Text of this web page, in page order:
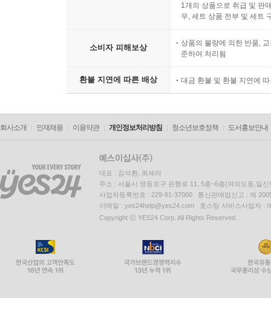
1개의 상품으로 취급 및 판
우, 세트 상품 전부 및 세트
소비자 피해보상
상품의 불량에 의한 반품,
준하여 처리됨
환불 지연에 따른 배상 대금 환불 및 환불 지연에
회사소개 인재채용 이용약관 개인정보처리방침 청소년보호정책 도서홍보안내
대표 : 김석환, 최세라
주소 : 서울시 영등포구 은행로 11, 5층~6층(여의도동,일신
사업자등록번호 : 229-81-37000 통신판매업신고 : 제
이메일 : yes24help@yes24.com 호스팅 서비스사업자 :
Copyright ⓒ YES24 Corp. All Rights Reserved.